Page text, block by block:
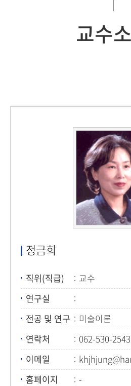
교수
정금희
직위(직급)
교수
연구실
전공 및 연구
미술이론
연락처
062-530-2543
이메일
홈페이지
-